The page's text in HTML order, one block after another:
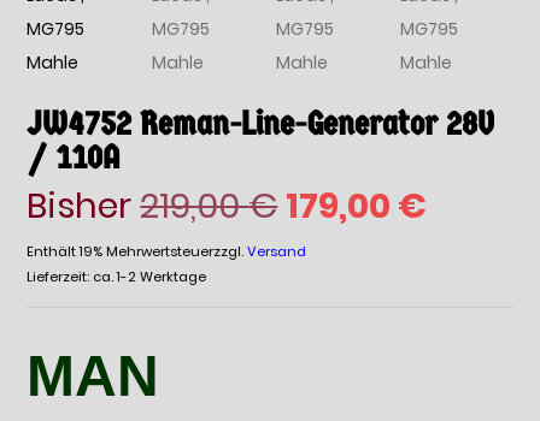
JW4752 Reman-Line-Generator 28V
/ 110A
Bisher219,00€Ursprünglicher
Preis
179,00 €
Enthält 19% Mehrwertsteuerzzgl.Versand
Lieferzeit: ca. 1-2 Werktage
MAN